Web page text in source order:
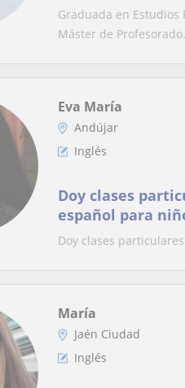
Graduada en
Máster de
Eva María
Andújar
Inglés
Doy clases
español para
primaria)
Doy clases
María
Jaén Ciudad
Inglés